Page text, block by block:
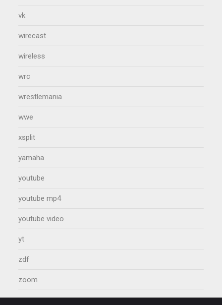
vk
wirecast
wireless
wrc
wrestlemania
wwe
xsplit
yamaha
youtube
youtube mp4
youtube video
yt
zdf
zoom